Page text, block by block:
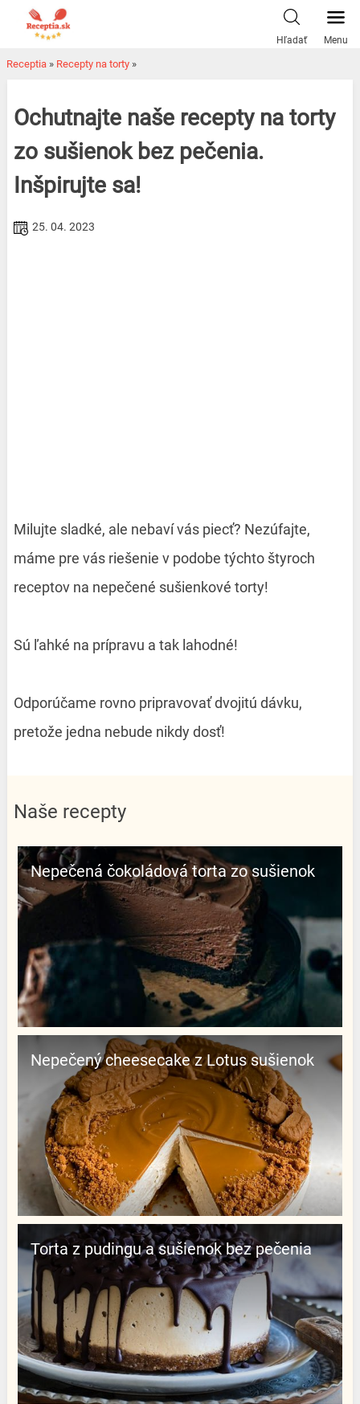
Hľadať Menu
Receptia » Recepty na torty »
Ochutnajte naše recepty na torty
zo sušienok bez pečenia.
Inšpirujte sa!
25. 04. 2023
Milujte sladké, ale nebaví vás piecť? Nezúfajte,
máme pre vás riešenie v podobe týchto štyroch
receptov na nepečené sušienkové torty!
Sú ľahké na prípravu a tak lahodné!
Odporúčame rovno pripravovať dvojitú dávku,
pretože jedna nebude nikdy dosť!
Naše recepty
Nepečená čokoládová torta zo sušienok
Nepečený cheesecake z Lotus sušienok
Torta z pudingu a sušienok bez pečenia